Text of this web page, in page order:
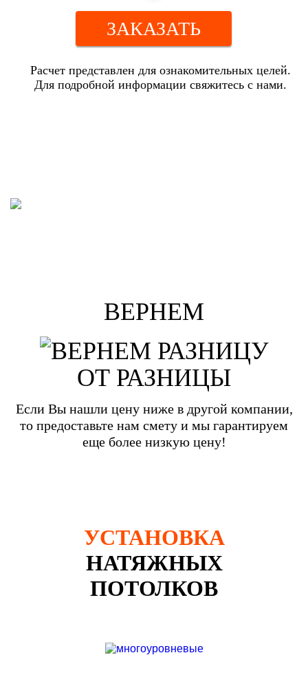
ЗАКАЗАТЬ
Расчет представлен для ознакомительных целей.
Для подробной информации свяжитесь с нами.
ВЕРНЕМ
ОТ РАЗНИЦЫ
Если Вы нашли цену ниже в другой компании,
то предоставьте нам смету и мы гарантируем
еще более низкую цену!
УСТАНОВКА
НАТЯЖНЫХ
ПОТОЛКОВ